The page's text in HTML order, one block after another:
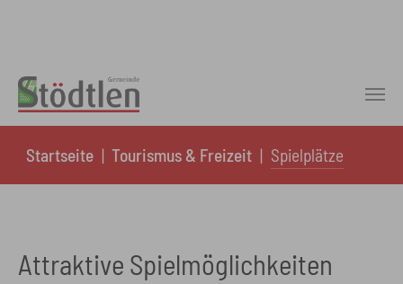
Startseite Tourismus & Freizeit Spielplätze
Attraktive Spielmöglichkeiten